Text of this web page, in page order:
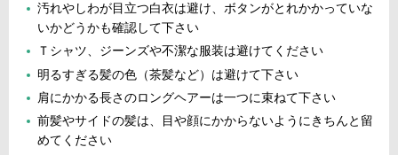
汚れやしわが目立つ白衣は避け、ボタンがとれかかっていな
いかどうかも確認して下さい
Ｔシャツ、ジーンズや不潔な服装は避けてください
明るすぎる髪の色（茶髪など）は避けて下さい
肩にかかる長さのロングヘアーは一つに束ねて下さい
前髪やサイドの髪は、目や顔にかからないようにきちんと留
めてください